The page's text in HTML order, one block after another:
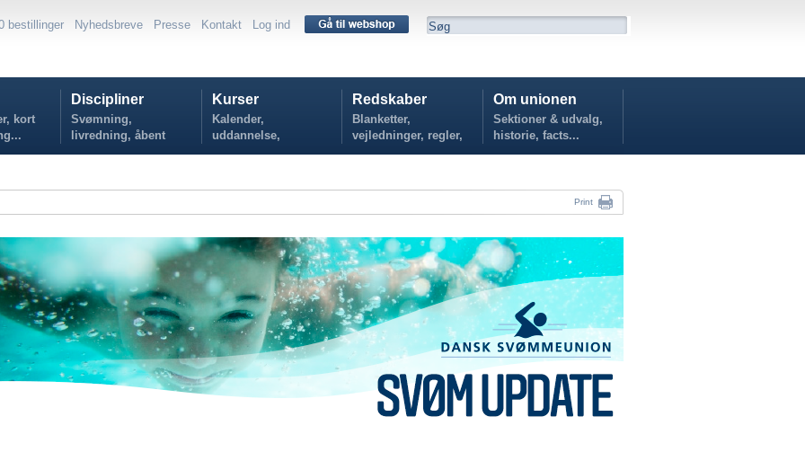
bestillinger Nyhedsbreve Presse Kontakt Log ind
kort
Discipliner
Svømning,
livredning, åbent
vand...
Kurser
Kalender,
uddannelse,
tilmelding...
Redskaber
Blanketter,
vejledninger, regler,
politikker...
Om unionen
Sektioner & udvalg,
historie, facts...
Print